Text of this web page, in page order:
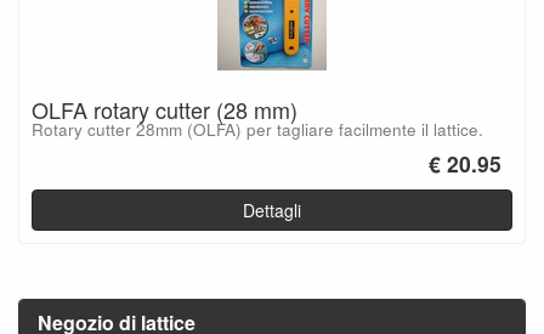
Negozio di lattice
OLFA rotary cutter (28 mm)
Rotary cutter 28mm (OLFA) per tagliare facilmente il lattice.
€ 20.95
Dettagli